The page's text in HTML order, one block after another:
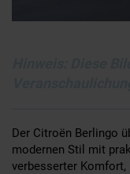
Der Citroën Berlingo
modernen Stil mit
verbesserter